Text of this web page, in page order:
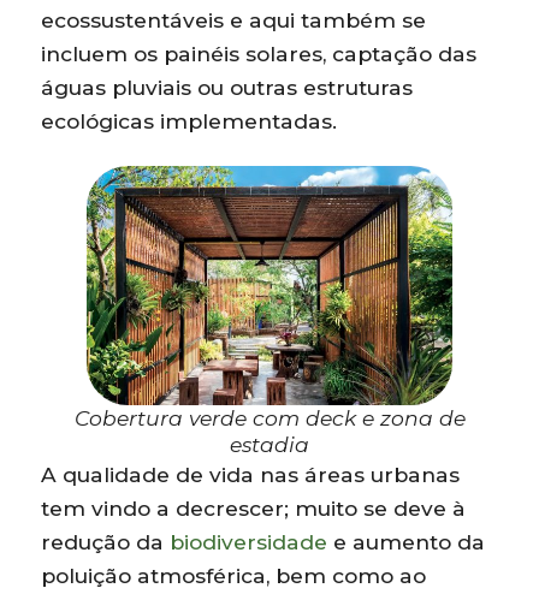
ecossustentáveis e aqui também se
incluem os painéis solares, captação das
águas pluviais ou outras estruturas
ecológicas implementadas.
Cobertura verde com deck e zona de
estadia
A qualidade de vida nas áreas urbanas
tem vindo a decrescer; muito se deve à
redução da biodiversidade e aumento da
poluição atmosférica, bem como ao